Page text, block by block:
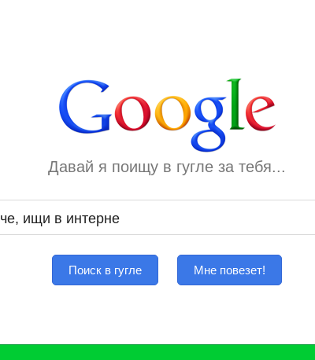
Давай я поищу в гугле за тебя...
Поиск в гугле Мне повезет!